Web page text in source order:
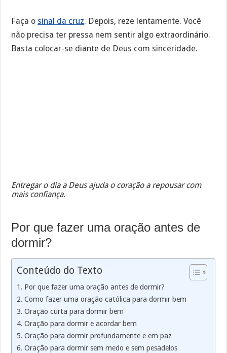
Faça o sinal da cruz. Depois, reze lentamente. Você
não precisa ter pressa nem sentir algo extraordinário.
Basta colocar-se diante de Deus com sinceridade.
Entregar o dia a Deus ajuda o coração a repousar com
mais confiança.
Por que fazer uma oração antes de
dormir?
Conteúdo do Texto
Por que fazer uma oração antes de dormir?
Como fazer uma oração católica para dormir bem
Oração curta para dormir bem
Oração para dormir e acordar bem
Oração para dormir profundamente e em paz
Oração para dormir sem medo e sem pesadelos